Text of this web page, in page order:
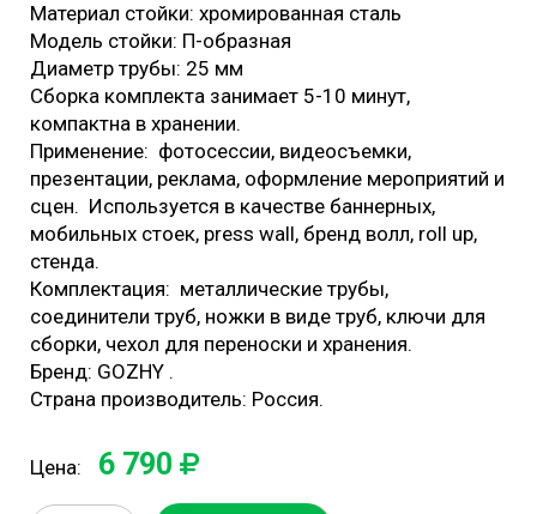
Материал стойки: хромированная сталь
Модель стойки: П-образная
Диаметр трубы: 25 мм
Cборка комплекта занимает 5-10 минут,
компактна в хранении.
Применение: фотосессии, видеосъемки,
презентации, реклама, оформление мероприятий и
сцен. Используется в качестве баннерных,
мобильных стоек, press wall, бренд волл, roll up,
стенда.
Комплектация: металлические трубы,
соединители труб, ножки в виде труб, ключи для
сборки, чехол для переноски и хранения.
Бренд: GOZHY .
Страна производитель: Россия.
Цена: 6 790